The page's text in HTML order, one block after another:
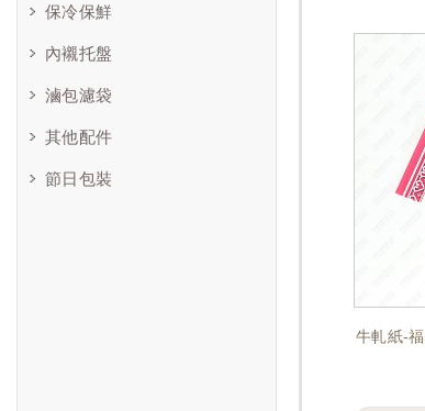
保冷保鮮
內襯托盤
滷包濾袋
其他配件
節日包裝
牛軋紙-